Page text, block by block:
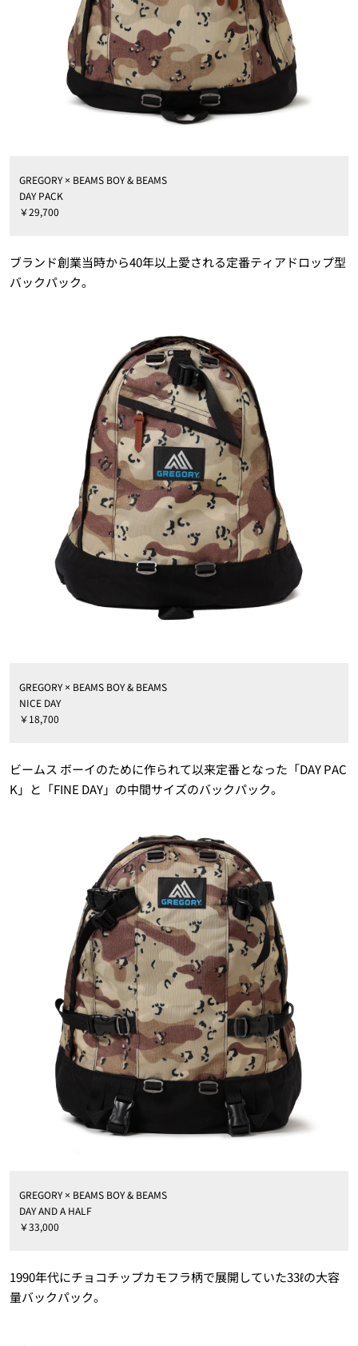
GREGORY × BEAMS BOY & BEAMS
DAY PACK
￥29,700
ブランド創業当時から40年以上愛される定番ティアドロップ型
バックパック。
GREGORY × BEAMS BOY & BEAMS
NICE DAY
￥18,700
ビームス ボーイのために作られて以来定番となった「DAY PAC
K」と「FINE DAY」の中間サイズのバックパック。
GREGORY × BEAMS BOY & BEAMS
DAY AND A HALF
￥33,000
1990年代にチョコチップカモフラ柄で展開していた33ℓの大容
量バックパック。